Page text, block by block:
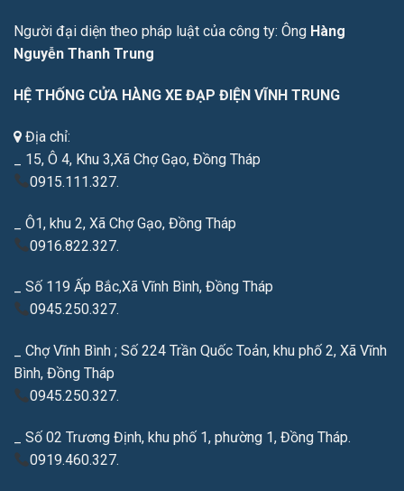
Người đại diện theo pháp luật của công ty: Ông Hàng
Nguyễn Thanh Trung
HỆ THỐNG CỬA HÀNG XE ĐẠP ĐIỆN VĨNH TRUNG
Địa chỉ:
_ 15, Ô 4, Khu 3,Xã Chợ Gạo, Đồng Tháp
0915.111.327.
_ Ô1, khu 2, Xã Chợ Gạo, Đồng Tháp
0916.822.327.
_ Số 119 Ấp Bắc,Xã Vĩnh Bình, Đồng Tháp
0945.250.327.
_ Chợ Vĩnh Bình ; Số 224 Trần Quốc Toản, khu phố 2, Xã Vĩnh
Bình, Đồng Tháp
0945.250.327.
_ Số 02 Trương Định, khu phố 1, phường 1, Đồng Tháp.
0919.460.327.